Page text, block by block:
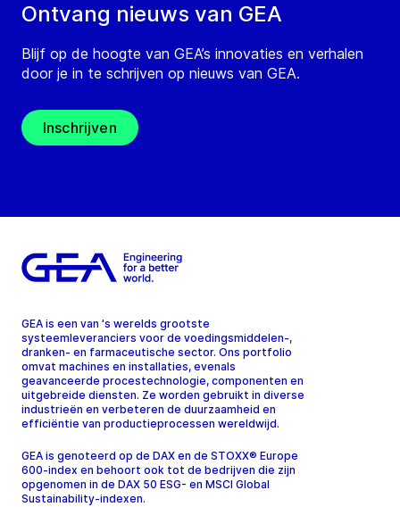
Ontvang nieuws van GEA
Blijf op de hoogte van GEA’s innovaties en verhalen
door je in te schrijven op nieuws van GEA.
Inschrijven
GEA is een van 's werelds grootste
systeemleveranciers voor de voedingsmiddelen-,
dranken- en farmaceutische sector. Ons portfolio
omvat machines en installaties, evenals
geavanceerde procestechnologie, componenten en
uitgebreide diensten. Ze worden gebruikt in diverse
industrieën en verbeteren de duurzaamheid en
efficiëntie van productieprocessen wereldwijd.
GEA is genoteerd op de DAX en de STOXX® Europe
600-index en behoort ook tot de bedrijven die zijn
opgenomen in de DAX 50 ESG- en MSCI Global
Sustainability-indexen.